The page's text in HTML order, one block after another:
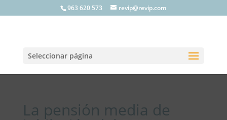
963 620 573 revip@revip.com
Seleccionar página
La pensión media de